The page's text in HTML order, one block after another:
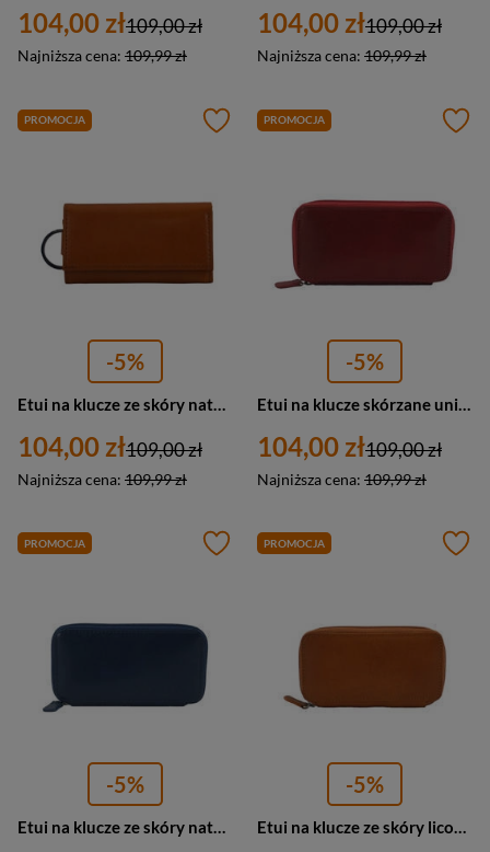
104,00 zł
Najniższa cena: 109,99 zł
109,00 zł 104,00 zł
Najniższa cena: 109,99 zł
109,00 zł
PROMOCJA
-5%
104,00 zł
Najniższa cena: 109,99 zł
109,00 zł
PROMOCJA
-5%
104,00 zł
Najniższa cena: 109,99 zł
109,00 zł
PROMOCJA
-5%
Etui na klucze ze skóry naturalnej unisex Barberini's 8183-4 poziome granatowe
PROMOCJA
-5%
Etui na klucze ze skóry licowej unisex Barberini's 8183-12 zamykane jasnobrązowe